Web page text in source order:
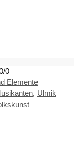
0
Elemente
, Ulmik